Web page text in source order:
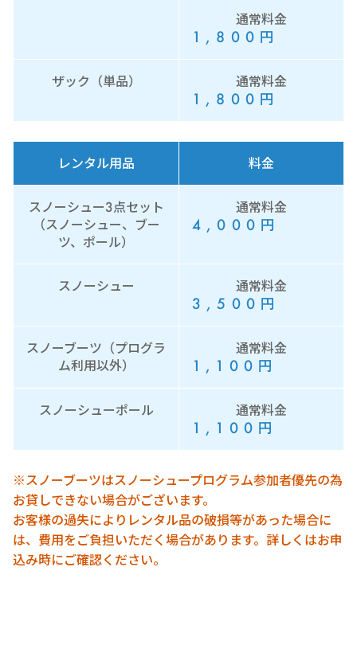
通常料金
1,800 円
ザック（単品） 通常料金
1,800 円
レンタル用品 料金
スノーシュー3点セット
（スノーシュー、ブー
ツ、ポール）
通常料金
4,000 円
スノーシュー 通常料金
3,500 円
スノーブーツ（プログラ
ム利用以外）
通常料金
1,100 円
スノーシューポール 通常料金
1,100 円
※スノーブーツはスノーシュープログラム参加者優先の為
お貸しできない場合がございます。
お客様の過失によりレンタル品の破損等があった場合に
は、費用をご負担いただく場合があります。詳しくはお申
込み時にご確認ください。